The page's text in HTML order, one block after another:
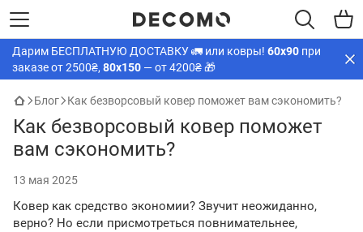
Дарим БЕСПЛАТНУЮ ДОСТАВКУ 🚛 или ковры! 60х90 при
заказе от 2500₴, 80х150 — от 4200₴ 🎁
Блог Как безворсовый ковер поможет вам сэкономить?
Как безворсовый ковер поможет
вам сэкономить?
13 мая 2025
Ковер как средство экономии? Звучит неожиданно,
верно? Но если присмотреться повнимательнее,